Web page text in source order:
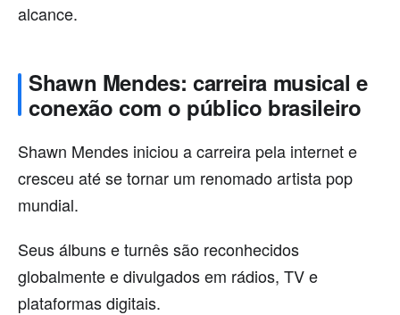
alcance.
Shawn Mendes: carreira musical e
conexão com o público brasileiro
Shawn Mendes iniciou a carreira pela internet e
cresceu até se tornar um renomado artista pop
mundial.
Seus álbuns e turnês são reconhecidos
globalmente e divulgados em rádios, TV e
plataformas digitais.